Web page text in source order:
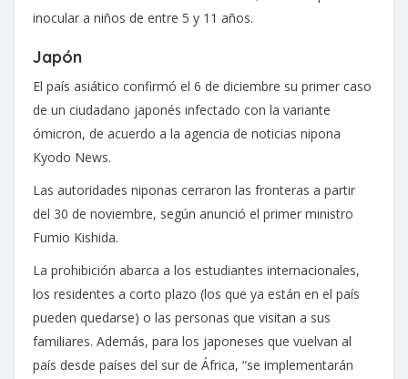
inocular a niños de entre 5 y 11 años.
Japón
El país asiático confirmó el 6 de diciembre su primer caso
de un ciudadano japonés infectado con la variante
ómicron, de acuerdo a la agencia de noticias nipona
Kyodo News.
Las autoridades niponas cerraron las fronteras a partir
del 30 de noviembre, según anunció el primer ministro
Fumio Kishida.
La prohibición abarca a los estudiantes internacionales,
los residentes a corto plazo (los que ya están en el país
pueden quedarse) o las personas que visitan a sus
familiares. Además, para los japoneses que vuelvan al
país desde países del sur de África, “se implementarán